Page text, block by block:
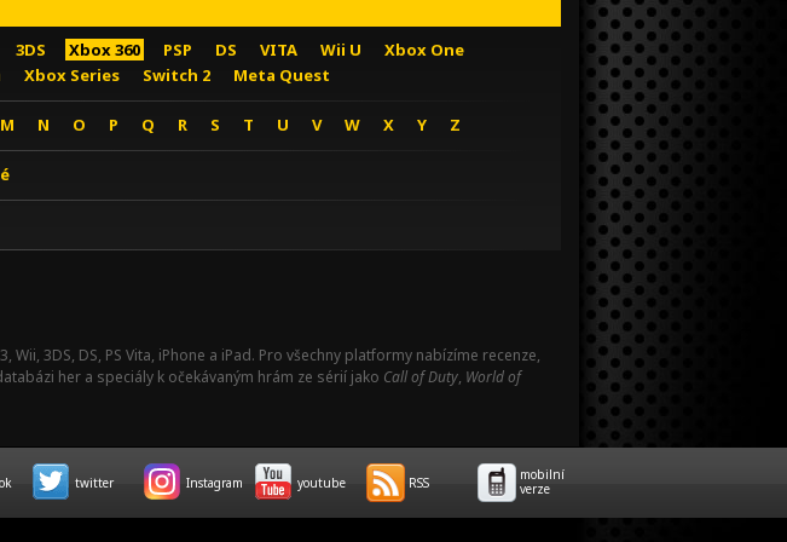
3DS Xbox 360 PSP DS VITA Wii U
Xbox One
Xbox Series Switch 2 Meta Quest
M N O P Q R S T U V W X Y Z
Wii, 3DS, DS, PS Vita, iPhone a iPad. Pro všechny platformy nabízíme recenze,
her a speciály k očekávaným hrám ze sérií jako Call of Duty, World of
twitter Instagram youtube RSS
mobilní
verze